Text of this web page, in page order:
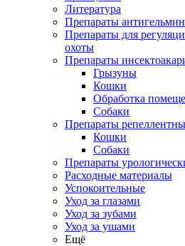
Литература
Препараты
Препараты для
охоты
Препараты
Грызуны
Кошки
Обработка
Собаки
Препараты
Кошки
Собаки
Препараты
Расходные материалы
Успокоительные
Уход за глазами
Уход за зубами
Уход за ушами
Ещё